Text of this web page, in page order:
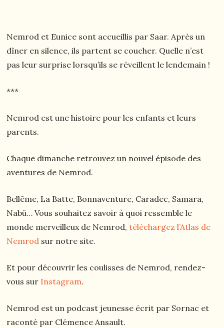
Nemrod et Eunice sont accueillis par Saar. Après un
dîner en silence, ils partent se coucher. Quelle n’est
pas leur surprise lorsqu’ils se réveillent le lendemain !
***
Nemrod est une histoire pour les enfants et leurs
parents.
Chaque dimanche retrouvez un nouvel épisode des
aventures de Nemrod.
Bellême, La Batte, Bonnaventure, Caradec, Samara,
Nabü… Vous souhaitez savoir à quoi ressemble le
monde merveilleux de Nemrod,téléchargez l’Atlas de
Nemrod sur notre site.
Et pour découvrir les coulisses de Nemrod, rendez-
vous sur Instagram.
Nemrod est un podcast jeunesse écrit par Sornac et
raconté par Clémence Ansault.